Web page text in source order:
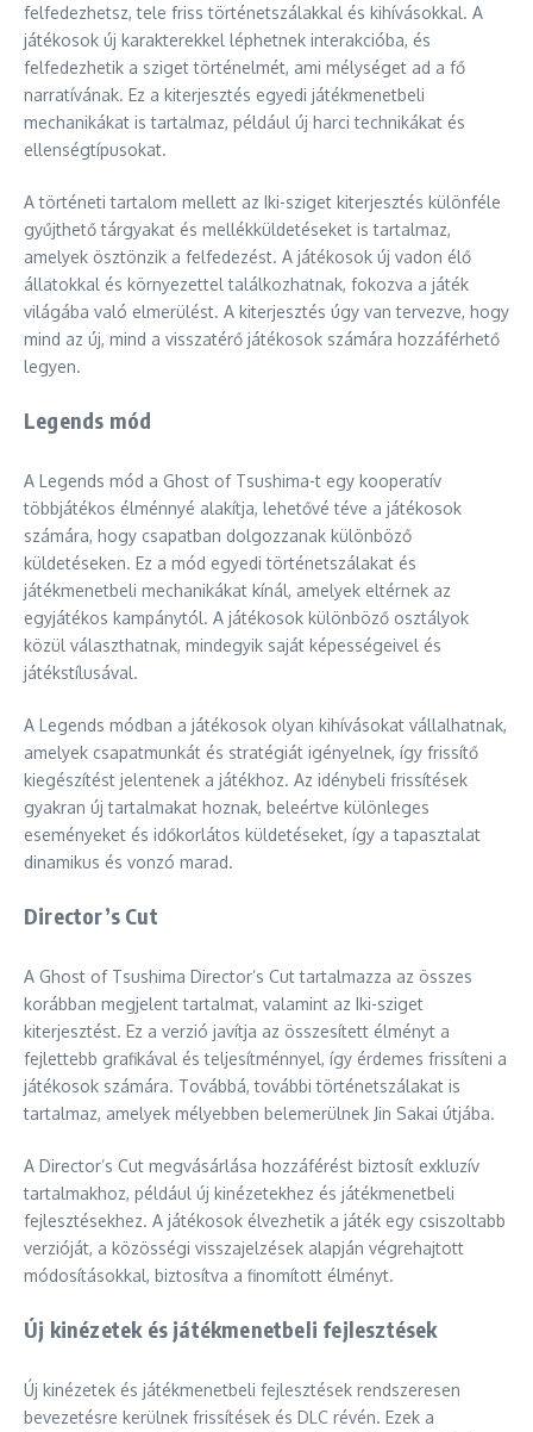
felfedezhetsz, tele friss történetszálakkal és kihívásokkal. A
játékosok új karakterekkel léphetnek interakcióba, és
felfedezhetik a sziget történelmét, ami mélységet ad a fő
narratívának. Ez a kiterjesztés egyedi játékmenetbeli
mechanikákat is tartalmaz, például új harci technikákat és
ellenségtípusokat.
A történeti tartalom mellett az Iki-sziget kiterjesztés különféle
gyűjthető tárgyakat és mellékküldetéseket is tartalmaz,
amelyek ösztönzik a felfedezést. A játékosok új vadon élő
állatokkal és környezettel találkozhatnak, fokozva a játék
világába való elmerülést. A kiterjesztés úgy van tervezve, hogy
mind az új, mind a visszatérő játékosok számára hozzáférhető
legyen.
Legends mód
A Legends mód a Ghost of Tsushima-t egy kooperatív
többjátékos élménnyé alakítja, lehetővé téve a játékosok
számára, hogy csapatban dolgozzanak különböző
küldetéseken. Ez a mód egyedi történetszálakat és
játékmenetbeli mechanikákat kínál, amelyek eltérnek az
egyjátékos kampánytól. A játékosok különböző osztályok
közül választhatnak, mindegyik saját képességeivel és
játékstílusával.
A Legends módban a játékosok olyan kihívásokat vállalhatnak,
amelyek csapatmunkát és stratégiát igényelnek, így frissítő
kiegészítést jelentenek a játékhoz. Az idénybeli frissítések
gyakran új tartalmakat hoznak, beleértve különleges
eseményeket és időkorlátos küldetéseket, így a tapasztalat
dinamikus és vonzó marad.
Director’s Cut
A Ghost of Tsushima Director’s Cut tartalmazza az összes
korábban megjelent tartalmat, valamint az Iki-sziget
kiterjesztést. Ez a verzió javítja az összesített élményt a
fejlettebb grafikával és teljesítménnyel, így érdemes frissíteni a
játékosok számára. Továbbá, további történetszálakat is
tartalmaz, amelyek mélyebben belemerülnek Jin Sakai útjába.
A Director’s Cut megvásárlása hozzáférést biztosít exkluzív
tartalmakhoz, például új kinézetekhez és játékmenetbeli
fejlesztésekhez. A játékosok élvezhetik a játék egy csiszoltabb
verzióját, a közösségi visszajelzések alapján végrehajtott
módosításokkal, biztosítva a finomított élményt.
Új kinézetek és játékmenetbeli fejlesztések
Új kinézetek és játékmenetbeli fejlesztések rendszeresen
bevezetésre kerülnek frissítések és DLC révén. Ezek a